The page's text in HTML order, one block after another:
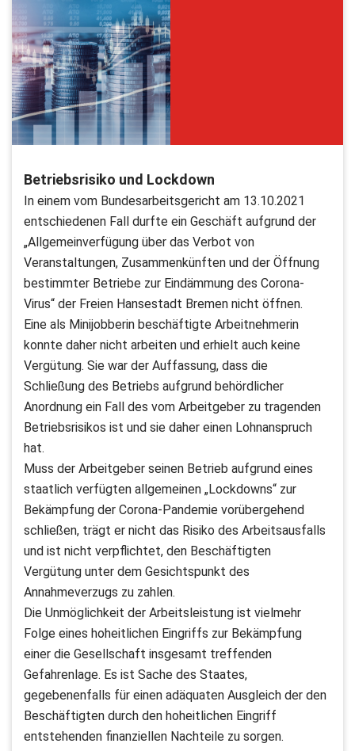
Betriebsrisiko und Lockdown
In einem vom Bundesarbeitsgericht am 13.10.2021
entschiedenen Fall durfte ein Geschäft aufgrund der
„Allgemeinverfügung über das Verbot von
Veranstaltungen, Zusammenkünften und der Öffnung
bestimmter Betriebe zur Eindämmung des Corona-
Virus“ der Freien Hansestadt Bremen nicht öffnen.
Eine als Minijobberin beschäftigte Arbeitnehmerin
konnte daher nicht arbeiten und erhielt auch keine
Vergütung. Sie war der Auffassung, dass die
Schließung des Betriebs aufgrund behördlicher
Anordnung ein Fall des vom Arbeitgeber zu tragenden
Betriebsrisikos ist und sie daher einen Lohnanspruch
hat.
Muss der Arbeitgeber seinen Betrieb aufgrund eines
staatlich verfügten allgemeinen „Lockdowns“ zur
Bekämpfung der Corona-Pandemie vorübergehend
schließen, trägt er nicht das Risiko des Arbeitsausfalls
und ist nicht verpflichtet, den Beschäftigten
Vergütung unter dem Gesichtspunkt des
Annahmeverzugs zu zahlen.
Die Unmöglichkeit der Arbeitsleistung ist vielmehr
Folge eines hoheitlichen Eingriffs zur Bekämpfung
einer die Gesellschaft insgesamt treffenden
Gefahrenlage. Es ist Sache des Staates,
gegebenenfalls für einen adäquaten Ausgleich der den
Beschäftigten durch den hoheitlichen Eingriff
entstehenden finanziellen Nachteile zu sorgen.